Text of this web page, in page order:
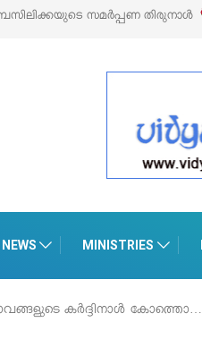
എക്സിബിഷനും സെയിലും
NEWS MINISTRIES
കർദ്ദിനാൾ കോത്തൊ…